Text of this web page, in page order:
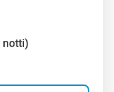
notti)